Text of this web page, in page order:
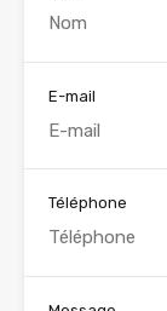
E-mail
Téléphone